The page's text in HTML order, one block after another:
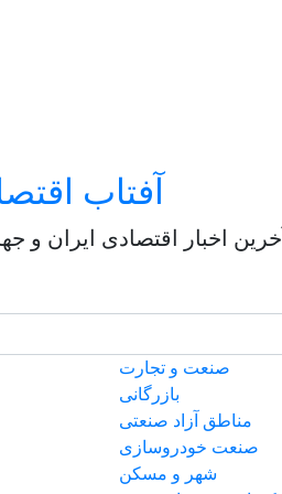
آفتاب
آخرین اخبار اقتصادی ایران و
صنعت و تجارت
بازرگانی
مناطق آزاد صنعتی
صنعت خودروسازی
شهر و مسکن